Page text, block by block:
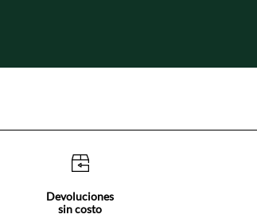
Devoluciones
sin costo